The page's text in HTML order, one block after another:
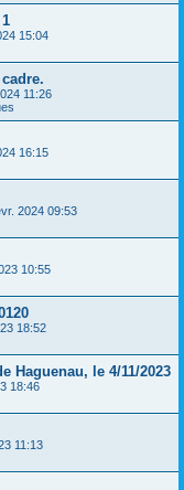
15:04
11:26
16:15
2024 09:53
10:55
18:52
Haguenau, le 4/11/2023
18:46
11:13